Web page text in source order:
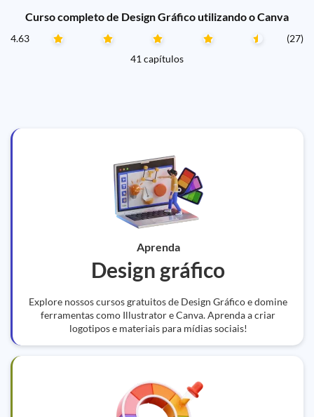
Curso completo de Design Gráfico utilizando o Canva
4.63
(27)
41 capítulos
Aprenda
Design gráfico
Explore nossos cursos gratuitos de Design Gráfico e domine
ferramentas como Illustrator e Canva. Aprenda a criar
logotipos e materiais para mídias sociais!